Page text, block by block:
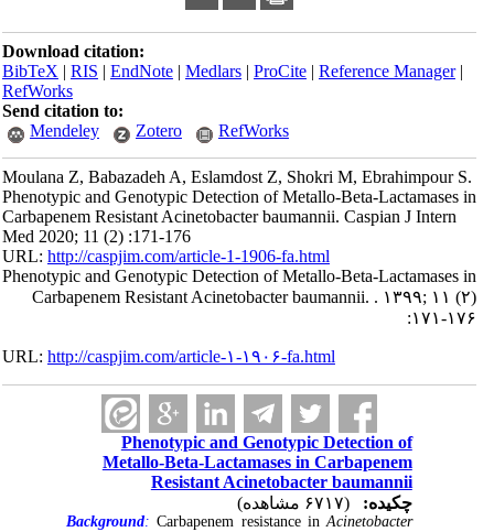
Download citation:
BibTeX|RIS|EndNote|Medlars|ProCite|Reference Manager
RefWorks
Send citation to:
Mendeley
Zotero RefWorks
Moulana Z, Babazadeh A, Eslamdost Z, Shokri M, Ebrahimpour S.
Phenotypic and Genotypic Detection of Metallo-Beta-Lactamases in
Carbapenem Resistant Acinetobacter baumannii. Caspian J Intern
Med 2020; 11 (2) :171-176
URL:http://caspjim.com/article-1-1906-fa.html
Phenotypic and Genotypic Detection of Metallo-Beta-Lactamases in
Carbapenem Resistant Acinetobacter baumannii. . ۱۳۹۹; ۱۱ (۲)
:۱۷۱-۱۷۶
URL:http://caspjim.com/article-۱-۱۹۰۶-fa.html
Phenotypic and Genotypic Detection of
Metallo-Beta-Lactamases in Carbapenem
Resistant Acinetobacter baumannii
چکیده:
Background:Carbapenem resistance inAcinetobacter